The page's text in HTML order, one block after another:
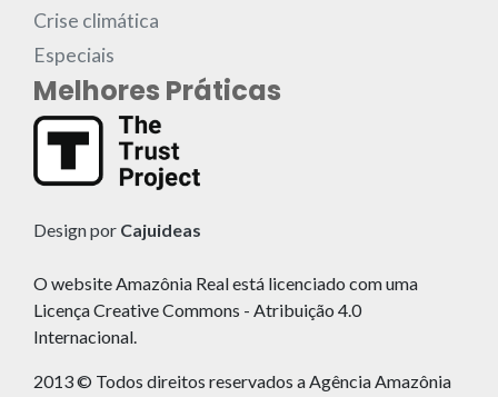
Crise climática
Especiais
Melhores Práticas
Design por Cajuideas
O website Amazônia Real está licenciado com uma
Licença Creative Commons - Atribuição 4.0
Internacional.
2013 © Todos direitos reservados a Agência Amazônia